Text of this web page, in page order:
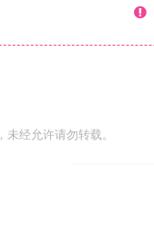
经允许请勿转载。